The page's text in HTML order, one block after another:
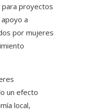
proyectos
a
por mujeres
un efecto
local,